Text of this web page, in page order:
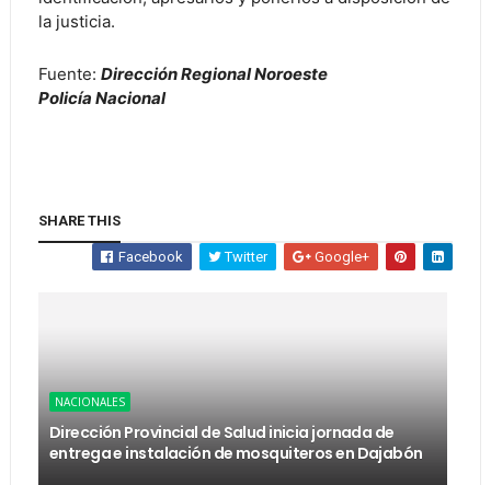
la justicia.
Fuente: Dirección Regional Noroeste
Policía Nacional
SHARE THIS
Facebook Twitter Google+
NACIONALES
Dirección Provincial de Salud inicia jornada de
entrega e instalación de mosquiteros en Dajabón